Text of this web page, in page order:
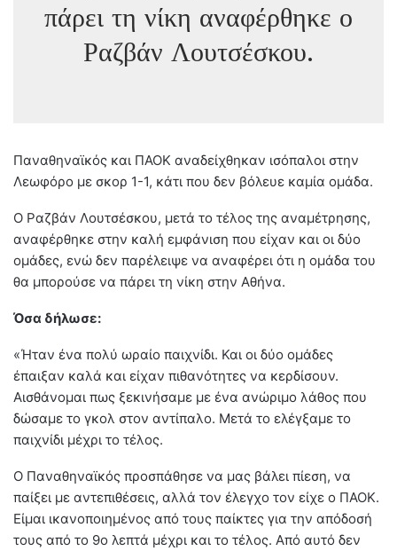
πάρει τη νίκη αναφέρθηκε ο
Ραζβάν Λουτσέσκου.
Παναθηναϊκός και ΠΑΟΚ αναδείχθηκαν ισόπαλοι στην
Λεωφόρο με σκορ 1-1, κάτι που δεν βόλευε καμία ομάδα.
Ο Ραζβάν Λουτσέσκου, μετά το τέλος της αναμέτρησης,
αναφέρθηκε στην καλή εμφάνιση που είχαν και οι δύο
ομάδες, ενώ δεν παρέλειψε να αναφέρει ότι η ομάδα του
θα μπορούσε να πάρει τη νίκη στην Αθήνα.
Όσα δήλωσε:
«Ήταν ένα πολύ ωραίο παιχνίδι. Και οι δύο ομάδες
έπαιξαν καλά και είχαν πιθανότητες να κερδίσουν.
Αισθάνομαι πως ξεκινήσαμε με ένα ανώριμο λάθος που
δώσαμε το γκολ στον αντίπαλο. Μετά το ελέγξαμε το
παιχνίδι μέχρι το τέλος.
Ο Παναθηναϊκός προσπάθησε να μας βάλει πίεση, να
παίξει με αντεπιθέσεις, αλλά τον έλεγχο τον είχε ο ΠΑΟΚ.
Είμαι ικανοποιημένος από τους παίκτες για την απόδοσή
τους από το 9ο λεπτά μέχρι και το τέλος. Από αυτό δεν